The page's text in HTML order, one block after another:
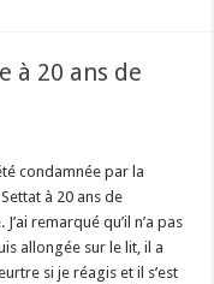
à 20 ans de
condamnée par la
à 20 ans de
remarqué qu’il n’a pas
allongée sur le lit, il a
si je réagis et il s’est